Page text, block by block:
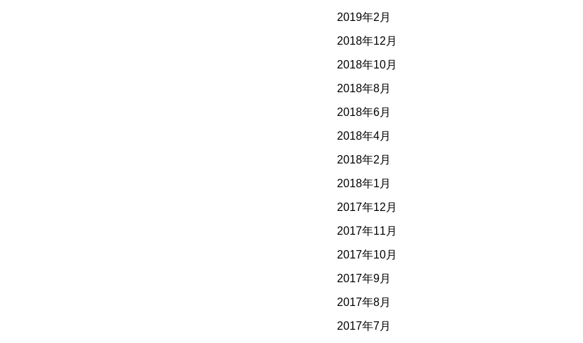
2019年2月
2018年12月
2018年10月
2018年8月
2018年6月
2018年4月
2018年2月
2018年1月
2017年12月
2017年11月
2017年10月
2017年9月
2017年8月
2017年7月